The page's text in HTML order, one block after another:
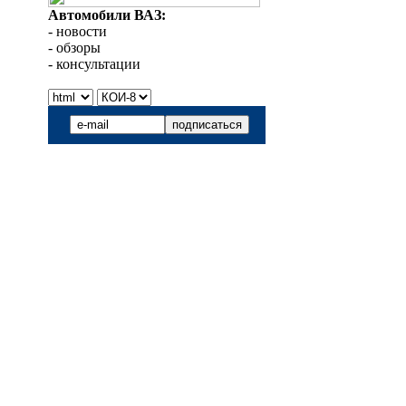
Автомобили ВАЗ:
- новости
- обзоры
- консультации